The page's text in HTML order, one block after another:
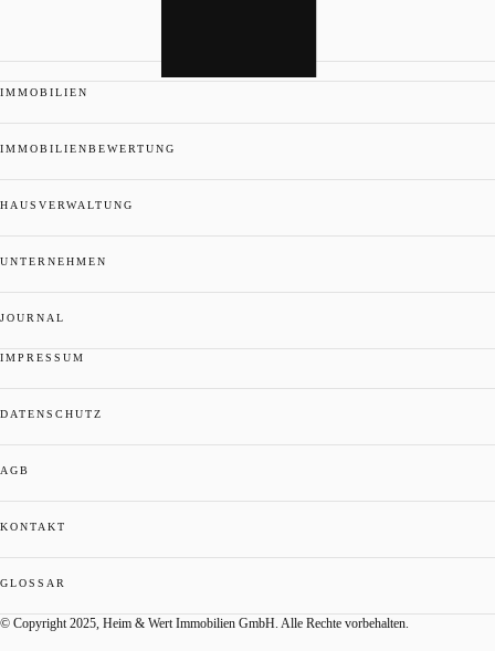
IMMOBILIEN
IMMOBILIENBEWERTUNG
HAUSVERWALTUNG
UNTERNEHMEN
JOURNAL
IMPRESSUM
DATENSCHUTZ
AGB
KONTAKT
GLOSSAR
© Copyright 2025, Heim & Wert Immobilien GmbH. Alle Rechte vorbehalten.